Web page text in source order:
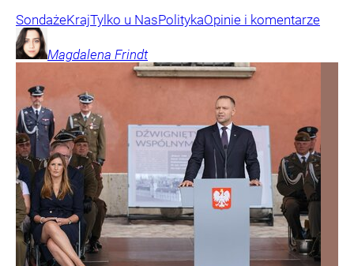
SondażeKrajTylko u NasPolitykaOpinie i komentarze
Magdalena Frindt